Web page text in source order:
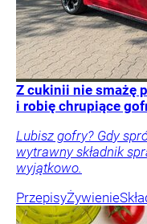
Z cukinii nie smażę
i robię chrupiące
Lubisz gofry? Gdy
wytrawny składnik
wyjątkowo.
PrzepisyŻywienie